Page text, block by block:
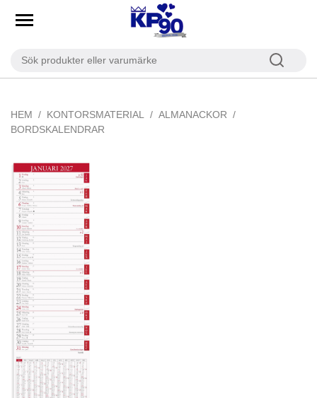
HEM KONTORSMATERIAL
ALMANACKOR
BORDSKALENDRAR